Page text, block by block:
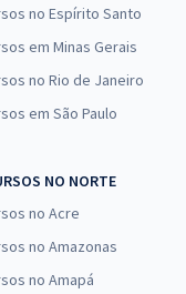
Sul - Gestão Pública,
Médio e Técnico
do Sul - Matemática e
no Espírito Santo
em Minas Gerais
no Rio de Janeiro
em São Paulo
NO NORTE
no Acre
no Amazonas
no Amapá